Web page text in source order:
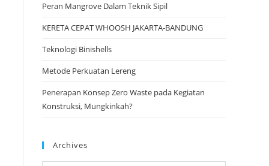
Peran Mangrove Dalam Teknik Sipil
KERETA CEPAT WHOOSH JAKARTA-BANDUNG
Teknologi Binishells
Metode Perkuatan Lereng
Penerapan Konsep Zero Waste pada Kegiatan
Konstruksi, Mungkinkah?
Archives